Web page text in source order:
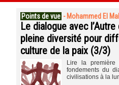
Points de vue - Mohammed El
Le dialogue avec l’Autre
pleine diversité pour
culture de la paix (3/3)
Lire la
fondements du
civilisations à la